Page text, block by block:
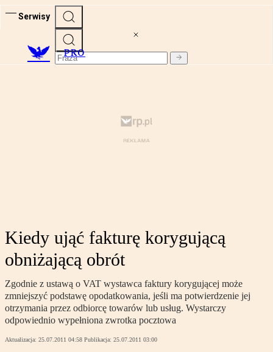
Serwisy
PRO
Kiedy ująć fakturę korygującą
obniżającą obrót
Zgodnie z ustawą o VAT wystawca faktury korygującej może
zmniejszyć podstawę opodatkowania, jeśli ma potwierdzenie jej
otrzymania przez odbiorcę towarów lub usług. Wystarczy
odpowiednio wypełniona zwrotka pocztowa
Aktualizacja: 25.07.2011 04:58 Publikacja: 25.07.2011 03:00